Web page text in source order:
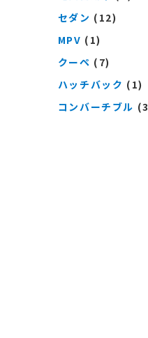
セダン (12)
MPV (1)
クーペ (7)
ハッチバック (1)
コンバーチブル